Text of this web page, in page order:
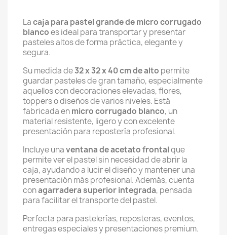
Lacaja para pastel grande de micro corrugado
blancoes ideal para transportar y presentar
pasteles altos de forma práctica, elegante y
segura.
Su medida de32 x 32 x 40 cm de alto permite
guardar pasteles de gran tamaño, especialmente
aquellos con decoraciones elevadas, flores,
toppers o diseños de varios niveles. Está
fabricada enmicro corrugado blanco, un
material resistente, ligero y con excelente
presentación para repostería profesional.
Incluye unaventana de acetato frontalque
permite ver el pastel sin necesidad de abrir la
caja, ayudando a lucir el diseño y mantener una
presentación más profesional. Además, cuenta
conagarradera superior integrada, pensada
para facilitar el transporte del pastel.
Perfecta para pastelerías, reposteras, eventos,
entregas especiales y presentaciones premium.